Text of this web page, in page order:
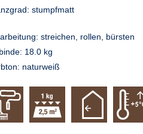
stumpfmatt
streichen, rollen, bürsten
18.0 kg
naturweiß